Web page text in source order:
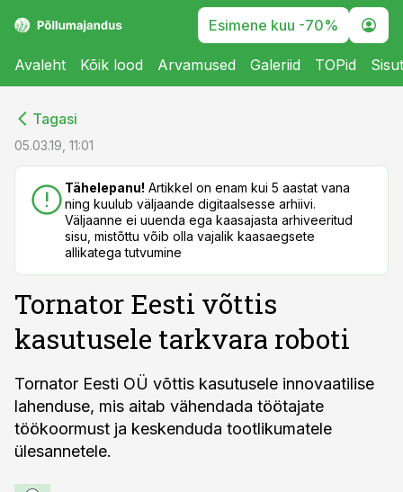
Esimene kuu -70%
Avaleht Kõik lood Arvamused Galeriid TOPid
Tagasi
05.03.19, 11:01
Tähelepanu! Artikkel on enam kui 5 aastat vana
ning kuulub väljaande digitaalsesse arhiivi.
Väljaanne ei uuenda ega kaasajasta arhiveeritud
sisu, mistõttu võib olla vajalik kaasaegsete
allikatega tutvumine
Tornator Eesti võttis
kasutusele tarkvara roboti
Tornator Eesti OÜ võttis kasutusele innovaatilise
lahenduse, mis aitab vähendada töötajate
töökoormust ja keskenduda tootlikumatele
ülesannetele.